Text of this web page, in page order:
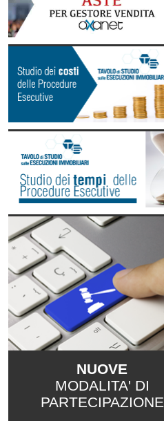
NUOVE
MODALITA' DI
PARTECIPAZIONE